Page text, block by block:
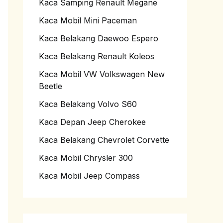
Kaca Samping Renault Megane
Kaca Mobil Mini Paceman
Kaca Belakang Daewoo Espero
Kaca Belakang Renault Koleos
Kaca Mobil VW Volkswagen New
Beetle
Kaca Belakang Volvo S60
Kaca Depan Jeep Cherokee
Kaca Belakang Chevrolet Corvette
Kaca Mobil Chrysler 300
Kaca Mobil Jeep Compass